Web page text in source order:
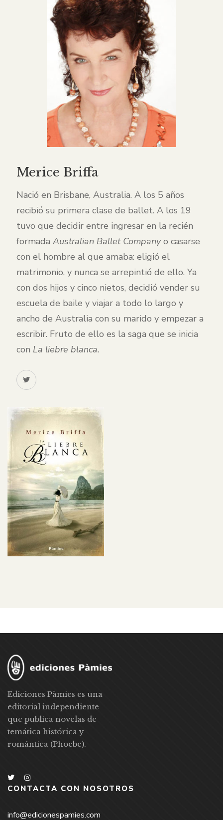
Merice Briffa
Nació en Brisbane, Australia. A los 5 años
recibió su primera clase de ballet. A los 19
tuvo que decidir entre ingresar en la recién
formada Australian Ballet Companyo casarse
con el hombre al que amaba: eligió el
matrimonio, y nunca se arrepintió de ello. Ya
con dos hijos y cinco nietos, decidió vender su
escuela de baile y viajar a todo lo largo y
ancho de Australia con su marido y empezar a
escribir. Fruto de ello es la saga que se inicia
con La liebre blanca.
Ediciones Pàmies es una
editorial independiente
que publica novelas de
temática histórica y
romántica (Phoebe).
CONTACTA CON NOSOTROS
info@edicionespamies.com